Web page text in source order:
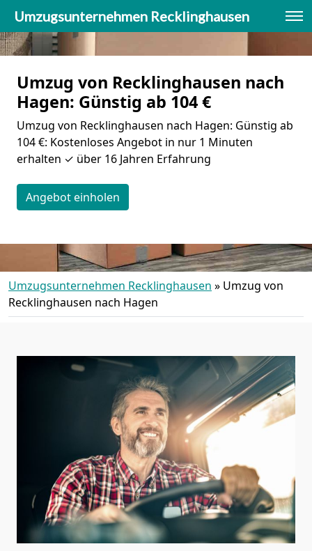
Umzugsunternehmen Recklinghausen
Umzug von Recklinghausen nach
Hagen: Günstig ab 104 €
Umzug von Recklinghausen nach Hagen: Günstig ab
104 €: Kostenloses Angebot in nur 1 Minuten
erhalten ✓ über 16 Jahren Erfahrung
Angebot einholen
Umzugsunternehmen Recklinghausen » Umzug von
Recklinghausen nach Hagen